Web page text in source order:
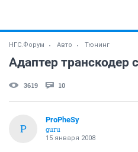
НГС.Форум Авто Тюнинг
Адаптер транскодер
3619 10
P
ProPheSy
guru
15 января 2008